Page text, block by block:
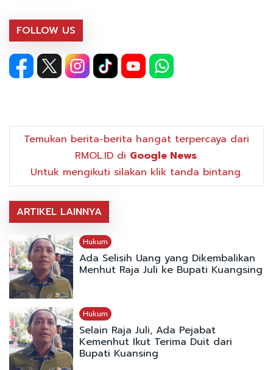
FOLLOW US
Temukan berita-berita hangat terpercaya dari
RMOL.ID di Google News.
Untuk mengikuti silakan klik tanda bintang.
ARTIKEL LAINNYA
Hukum
Ada Selisih Uang yang Dikembalikan
Menhut Raja Juli ke Bupati Kuangsing
Hukum
Selain Raja Juli, Ada Pejabat
Kemenhut Ikut Terima Duit dari
Bupati Kuansing